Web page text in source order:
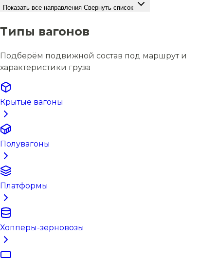
Показать все направления Свернуть список
Типы вагонов
Подберём подвижной состав под маршрут и
характеристики груза
Крытые вагоны
Полувагоны
Платформы
Хопперы-зерновозы